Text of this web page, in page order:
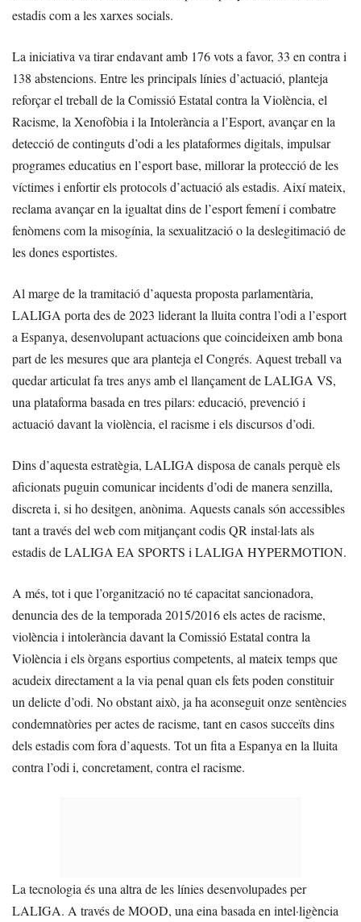
estadis com a les xarxes socials.
La iniciativa va tirar endavant amb 176 vots a favor, 33 en contra i
138 abstencions. Entre les principals línies d’actuació, planteja
reforçar el treball de la Comissió Estatal contra la Violència, el
Racisme, la Xenofòbia i la Intolerància a l’Esport, avançar en la
detecció de continguts d’odi a les plataformes digitals, impulsar
programes educatius en l’esport base, millorar la protecció de les
víctimes i enfortir els protocols d’actuació als estadis. Així mateix,
reclama avançar en la igualtat dins de l’esport femení i combatre
fenòmens com la misogínia, la sexualització o la deslegitimació de
les dones esportistes.
Al marge de la tramitació d’aquesta proposta parlamentària,
LALIGA porta des de 2023 liderant la lluita contra l’odi a l’esport
a Espanya, desenvolupant actuacions que coincideixen amb bona
part de les mesures que ara planteja el Congrés. Aquest treball va
quedar articulat fa tres anys amb el llançament de LALIGA VS,
una plataforma basada en tres pilars: educació, prevenció i
actuació davant la violència, el racisme i els discursos d’odi.
Dins d’aquesta estratègia, LALIGA disposa de canals perquè els
aficionats puguin comunicar incidents d’odi de manera senzilla,
discreta i, si ho desitgen, anònima. Aquests canals són accessibles
tant a través del web com mitjançant codis QR instal·lats als
estadis de LALIGA EA SPORTS i LALIGA HYPERMOTION.
A més, tot i que l’organització no té capacitat sancionadora,
denuncia des de la temporada 2015/2016 els actes de racisme,
violència i intolerància davant la Comissió Estatal contra la
Violència i els òrgans esportius competents, al mateix temps que
acudeix directament a la via penal quan els fets poden constituir
un delicte d’odi. No obstant això, ja ha aconseguit onze sentències
condemnatòries per actes de racisme, tant en casos succeïts dins
dels estadis com fora d’aquests. Tot un fita a Espanya en la lluita
contra l’odi i, concretament, contra el racisme.
La tecnologia és una altra de les línies desenvolupades per
LALIGA. A través de MOOD, una eina basada en intel·ligència